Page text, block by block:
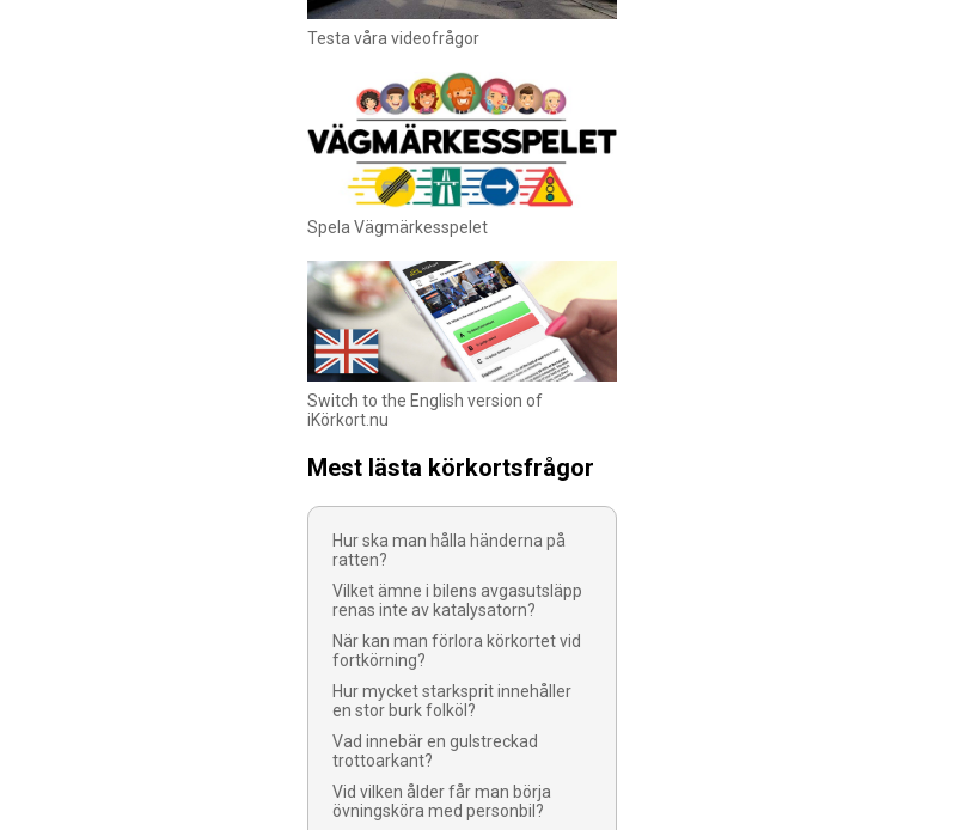
Testa våra videofrågor
Spela Vägmärkesspelet
Switch to the English version of
iKörkort.nu
Mest lästa körkortsfrågor
Hur ska man hålla händerna på
ratten?
Vilket ämne i bilens avgasutsläpp
renas inte av katalysatorn?
När kan man förlora körkortet vid
fortkörning?
Hur mycket starksprit innehåller
en stor burk folköl?
Vad innebär en gulstreckad
trottoarkant?
Vid vilken ålder får man börja
övningsköra med personbil?